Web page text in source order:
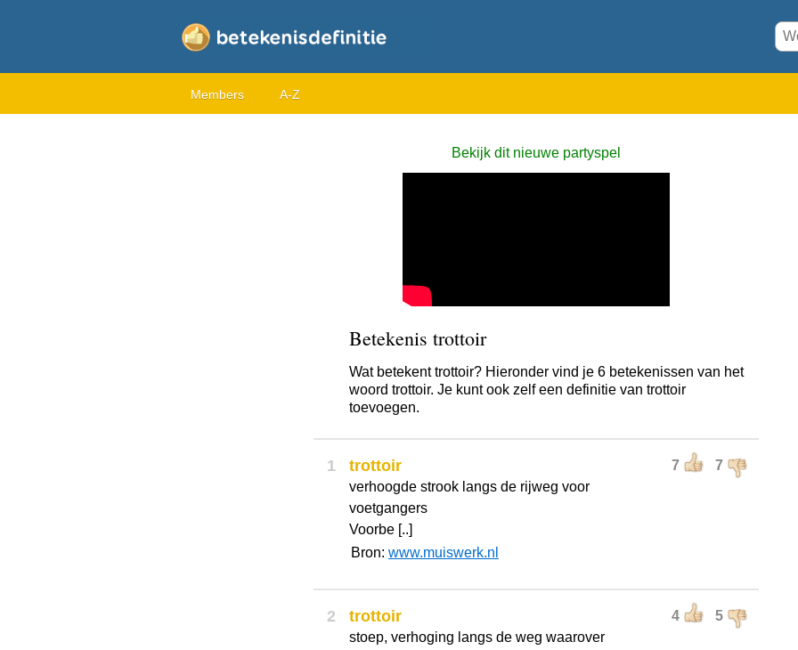
Members A-Z
Bekijk dit nieuwe partyspel
Betekenis trottoir
Wat betekent trottoir? Hieronder vind je 6 betekenissen van het
woord trottoir. Je kunt ook zelf een definitie van trottoir
toevoegen.
1 7 7
trottoir
verhoogde strook langs de rijweg voor
voetgangers
Voorbe [..]
Bron: www.muiswerk.nl
2 4 5
trottoir
stoep, verhoging langs de weg waarover